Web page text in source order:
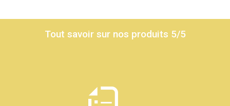
Tout savoir sur nos produits 5/5